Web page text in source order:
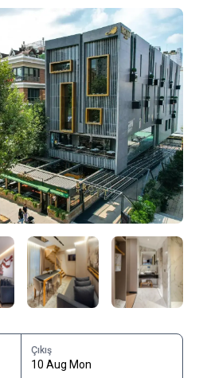
Çıkış
10 Aug Mon